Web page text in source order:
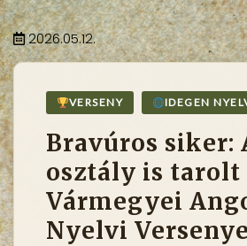
2026.05.12.
VERSENY IDEGEN
Bravúros siker:
osztály is tarolt
Vármegyei
Nyelvi